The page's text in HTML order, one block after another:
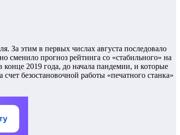
За этим в первых числах августа последовало
прогноз рейтинга со «стабильного» на
2019 года, до начала пандемии, и которые
безостановочной работы «печатного станка»